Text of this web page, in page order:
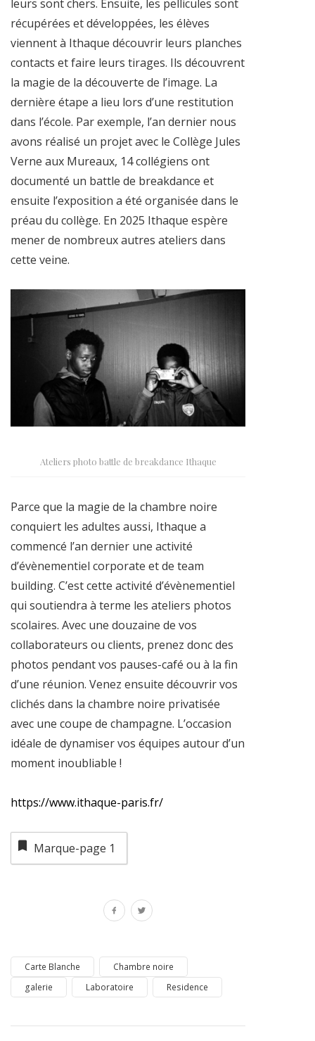
leurs sont chers. Ensuite, les pellicules sont
récupérées et développées, les élèves
viennent à Ithaque découvrir leurs planches
contacts et faire leurs tirages. Ils découvrent
la magie de la découverte de l’image. La
dernière étape a lieu lors d’une restitution
dans l’école. Par exemple, l’an dernier nous
avons réalisé un projet avec le Collège Jules
Verne aux Mureaux, 14 collégiens ont
documenté un battle de breakdance et
ensuite l’exposition a été organisée dans le
préau du collège. En 2025 Ithaque espère
mener de nombreux autres ateliers dans
cette veine.
Ateliers photo battle de breakdance Ithaque
Parce que la magie de la chambre noire
conquiert les adultes aussi, Ithaque a
commencé l’an dernier une activité
d’évènementiel corporate et de team
building. C’est cette activité d’évènementiel
qui soutiendra à terme les ateliers photos
scolaires. Avec une douzaine de vos
collaborateurs ou clients, prenez donc des
photos pendant vos pauses-café ou à la fin
d’une réunion. Venez ensuite découvrir vos
clichés dans la chambre noire privatisée
avec une coupe de champagne. L’occasion
idéale de dynamiser vos équipes autour d’un
moment inoubliable !
https://www.ithaque-paris.fr/
Marque-page 1
Carte Blanche
Chambre noire
galerie
Laboratoire Residence